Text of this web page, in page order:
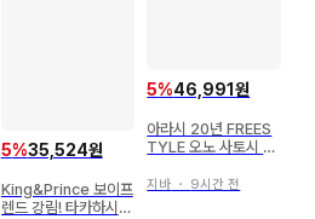
5%35,524원
King&Prince 보이프
렌드 강림! 타카하시
5%46,991원
아라시 20년 FREES
TYLE 오노 사토시 T
지바 ・ 9시간 전